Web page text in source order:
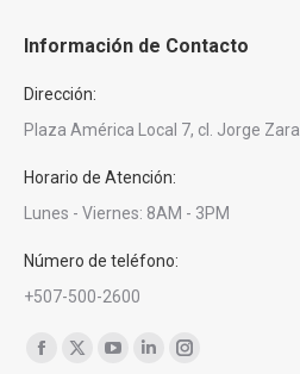
Información de Contacto
Dirección:
Plaza América Local 7, cl. Jorge
Horario de Atención:
Lunes - Viernes: 8AM - 3PM
Número de teléfono:
+507-500-2600
Encuéntranos en:
YouTubeLinkedinInstagram